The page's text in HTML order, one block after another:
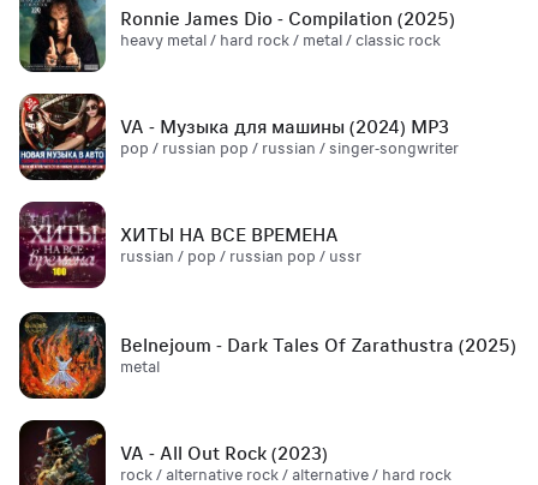
Ronnie James Dio - Compilation (2025)
heavy metal / hard rock / metal / classic rock
VA - Музыка для машины (2024) MP3
pop / russian pop / russian / singer-songwriter
ХИТЫ НА ВСЕ ВРЕМЕНА
russian / pop / russian pop / ussr
Belnejoum - Dark Tales Of Zarathustra (2025)
metal
VA - All Out Rock (2023)
rock / alternative rock / alternative / hard rock